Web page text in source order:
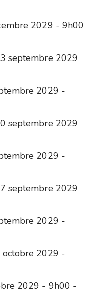
2029 - 9h00
septembre 2029
2029 -
septembre 2029
2029 -
septembre 2029
2029 -
octobre 2029 -
2029 - 9h00 -